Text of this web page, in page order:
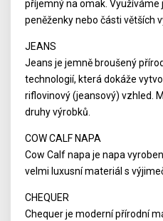
příjemný na omak. Využíváme
peněženky nebo části větších
JEANS
Jeans je jemně broušený
technologií, která dokáže
riflovinový (jeansový) vzhled.
druhy výrobků.
COW CALF NAPA
Cow Calf napa je napa
velmi luxusní materiál s
CHEQUER
Chequer je moderní přírodní